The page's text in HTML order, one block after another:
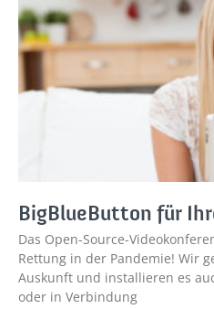
BigBlueButton für
Das Open-Source-
Rettung in der Pandemie! Wir
Auskunft und installieren es
oder in Verbindung